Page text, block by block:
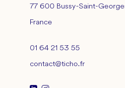
77 600 Bussy-Saint-
France
01 64 21 53 55
contact@ticho.fr